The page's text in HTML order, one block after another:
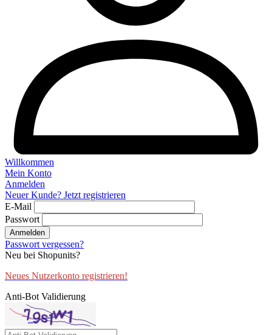
Willkommen
Mein Konto
Anmelden
Neuer Kunde? Jetzt registrieren
E-Mail
Passwort
Anmelden
Passwort vergessen?
Neu bei Shopunits?
Neues Nutzerkonto registrieren!
Anti-Bot Validierung